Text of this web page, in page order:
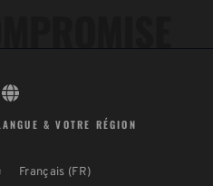
& VOTRE RÉGION
Français (FR)